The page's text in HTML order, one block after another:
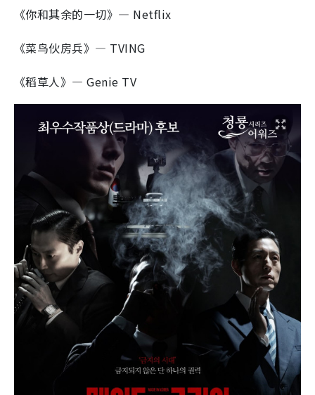
《你和其余的一切》— Netflix
《菜鸟伙房兵》— TVING
《稻草人》— Genie TV